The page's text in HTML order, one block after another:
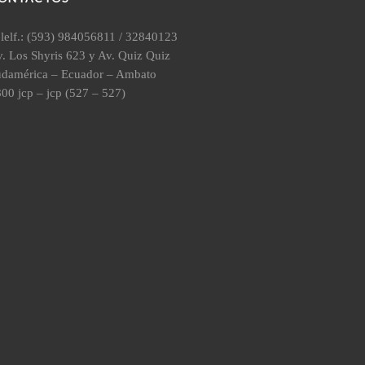
(593) 984056811 / 32840123
Los Shyris 623 y Av. Quiz Quiz
– Ecuador – Ambato
jcp – jcp (527 – 527)